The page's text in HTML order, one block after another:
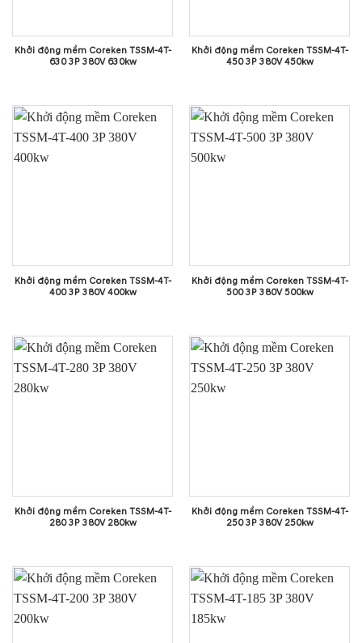
Khởi động mềm Coreken TSSM-4T-
630 3P 380V 630kw
Khởi động mềm Coreken TSSM-4T-
450 3P 380V 450kw
Khởi động mềm Coreken TSSM-4T-
400 3P 380V 400kw
Khởi động mềm Coreken TSSM-4T-
500 3P 380V 500kw
Khởi động mềm Coreken TSSM-4T-
280 3P 380V 280kw
Khởi động mềm Coreken TSSM-4T-
250 3P 380V 250kw